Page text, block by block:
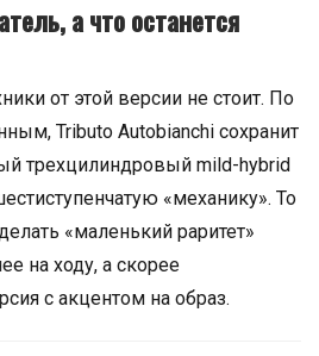
а что останется
от этой версии не стоит. По
Tributo Autobianchi сохранит
трехцилиндровый mild-hybrid
«механику». То
«маленький раритет»
на ходу, а скорее
с акцентом на образ.